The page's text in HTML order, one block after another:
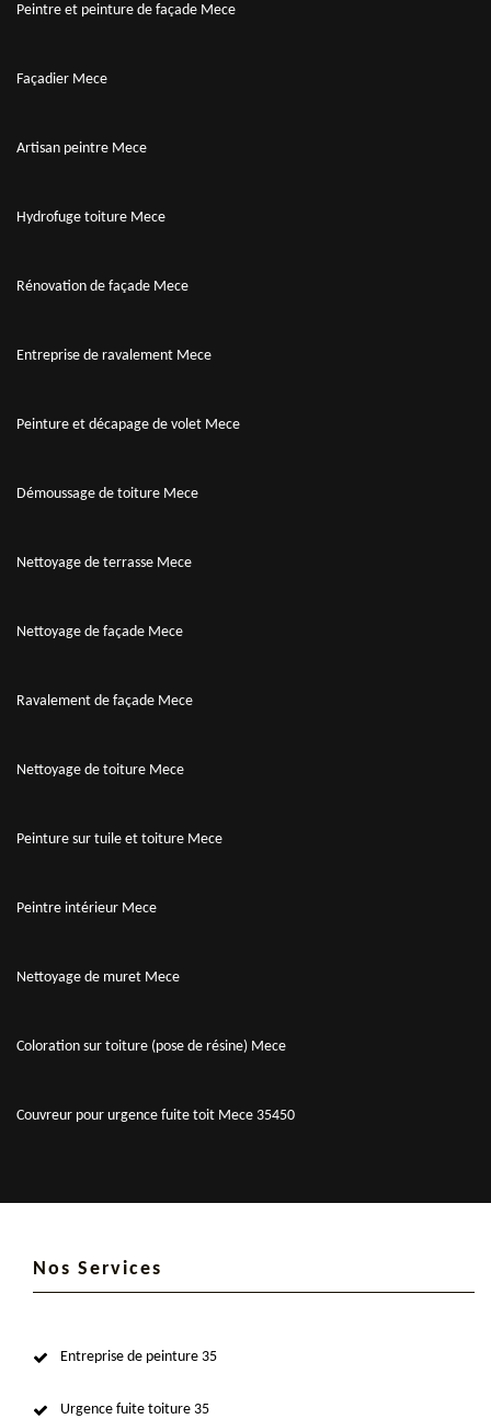
Peintre et peinture de façade Mece
Façadier Mece
Artisan peintre Mece
Hydrofuge toiture Mece
Rénovation de façade Mece
Entreprise de ravalement Mece
Peinture et décapage de volet Mece
Démoussage de toiture Mece
Nettoyage de terrasse Mece
Nettoyage de façade Mece
Ravalement de façade Mece
Nettoyage de toiture Mece
Peinture sur tuile et toiture Mece
Peintre intérieur Mece
Nettoyage de muret Mece
Coloration sur toiture (pose de résine) Mece
Couvreur pour urgence fuite toit Mece 35450
Nos Services
Entreprise de peinture 35
Urgence fuite toiture 35